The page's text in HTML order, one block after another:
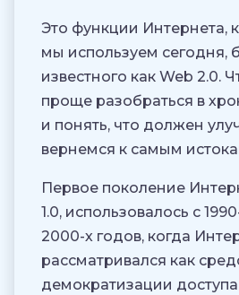
Это функции Интернета,
мы используем сегодня,
известного как Web 2.0.
проще разобраться в
и понять, что должен
вернемся к самым
Первое поколение
1.0, использовалось с
2000-х годов, когда
рассматривался как
демократизации